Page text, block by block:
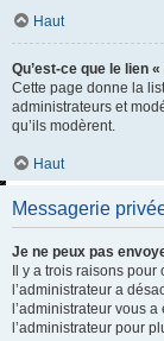
Haut
Qu’est-ce que le lien
Cette page donne la
administrateurs et
qu’ils modèrent.
Haut
Messagerie
Je ne peux pas
Il y a trois raisons
l’administrateur a
l’administrateur vous
l’administrateur pour